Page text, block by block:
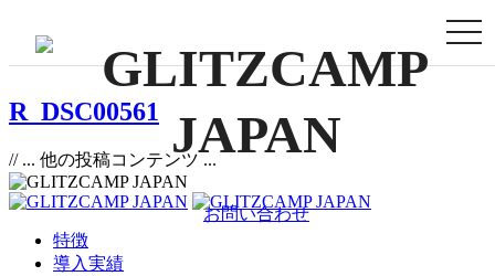
お問い合わせ
R_DSC00561
// ... 他の投稿コンテンツ ...
特徴
導入実績